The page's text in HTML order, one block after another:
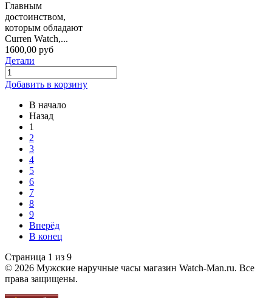
Главным
достоинством,
которым обладают
Curren Watch,...
1600,00 руб
Детали
Добавить в корзину
В начало
Назад
1
2
3
4
5
6
7
8
9
Вперёд
В конец
Страница 1 из 9
© 2026 Мужские наручные часы магазин Watch-Man.ru. Все
права защищены.